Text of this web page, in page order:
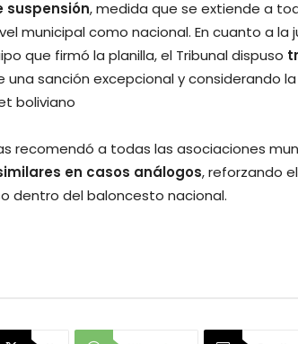
suspensión, medida que se extiende a
municipal como nacional. En cuanto a la
que firmó la planilla, el Tribunal dispuso
sanción excepcional y considerando
boliviano
recomendó a todas las asociaciones
en casos análogos, reforzando
dentro del baloncesto nacional.